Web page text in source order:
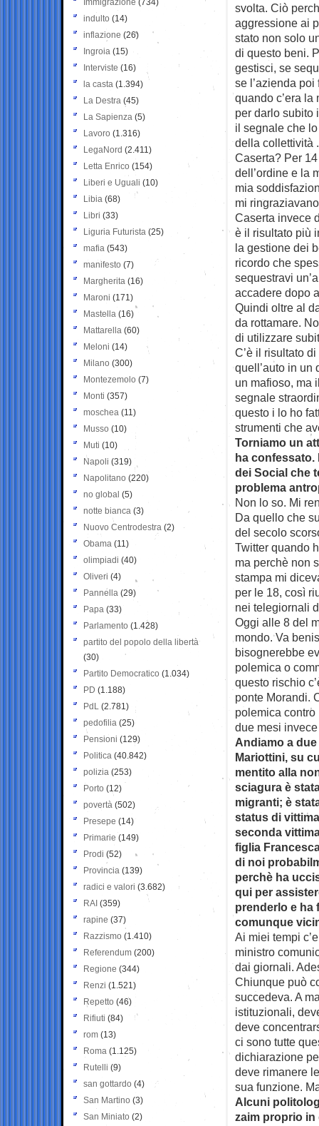
svolta. Ciò
aggressione ai
stato non solo
di questo beni.
gestisci, se
se l’azienda
quando c’era la
per darlo subito
il segnale che
della collettività
Caserta? Per
dell’ordine e la
mia
mi
Caserta invece
è il risultato più
la gestione dei
ricordo che
sequestravi
accadere dopo
Quindi oltre al
da rottamare.
di utilizzare
C’è il risultato
quell’auto in un
un mafioso, ma
segnale
questo i lo ho
strumenti che
Torniamo un
ha confessato.
dei Social che
problema
Non lo so. Mi
Da quello che
del secolo
Twitter quando
ma perchè non
stampa mi
per le 18, così
nei telegiornali
Oggi alle 8 del
mondo. Va
bisognerebbe
polemica o
questo rischio
ponte Morandi.
polemica
due mesi
Andiamo a
Mariottini, su
mentito alla
sciagura è
migranti; è
status di
seconda
figlia
di noi
perchè ha
qui per
prenderlo e ha
comunque
Ai miei tempi
ministro
dai giornali.
Chiunque può
succedeva. A
istituzionali,
deve
ci sono tutte
dichiarazione
deve rimanere
sua funzione.
Alcuni
zaim proprio
Immigrazione (734)
indulto (14)
inflazione (26)
Ingroia (15)
Interviste (16)
la casta (1.394)
La Destra (45)
La Sapienza (5)
Lavoro (1.316)
LegaNord (2.411)
Letta Enrico (154)
Liberi e Uguali (10)
Libia (68)
Libri (33)
Liguria Futurista (25)
mafia (543)
manifesto (7)
Margherita (16)
Maroni (171)
Mastella (16)
Mattarella (60)
Meloni (14)
Milano (300)
Montezemolo (7)
Monti (357)
moschea (11)
Musso (10)
Muti (10)
Napoli (319)
Napolitano (220)
no global (5)
notte bianca (3)
Nuovo Centrodestra (2)
Obama (11)
olimpiadi (40)
Oliveri (4)
Pannella (29)
Papa (33)
Parlamento (1.428)
partito del popolo della libertà
(30)
Partito Democratico (1.034)
PD (1.188)
PdL (2.781)
pedofilia (25)
Pensioni (129)
Politica (40.842)
polizia (253)
Porto (12)
povertà (502)
Presepe (14)
Primarie (149)
Prodi (52)
Provincia (139)
radici e valori (3.682)
RAI (359)
rapine (37)
Razzismo (1.410)
Referendum (200)
Regione (344)
Renzi (1.521)
Repetto (46)
Rifiuti (84)
rom (13)
Roma (1.125)
Rutelli (9)
san gottardo (4)
San Martino (3)
San Miniato (2)